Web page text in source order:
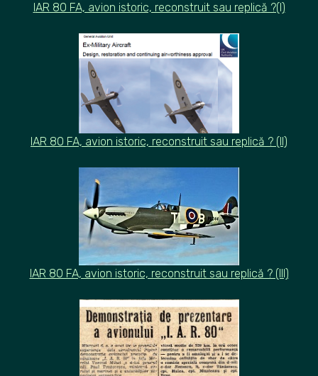
IAR 80 FA, avion istoric, reconstruit sau replică ?(I)
IAR 80 FA, avion istoric, reconstruit sau replică ? (II)
IAR 80 FA, avion istoric, reconstruit sau replică ? (III)